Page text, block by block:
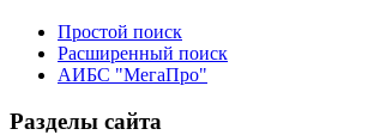
Простой поиск
Расширенный поиск
АИБС "МегаПро"
Разделы сайта